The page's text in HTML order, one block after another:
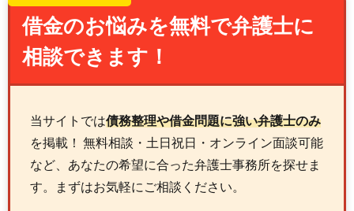
借金のお悩みを無料で弁護士に
相談できます！
当サイトでは債務整理や借金問題に強い弁護士のみ
を掲載！ 無料相談・土日祝日・オンライン面談可能
など、あなたの希望に合った弁護士事務所を探せま
す。まずはお気軽にご相談ください。